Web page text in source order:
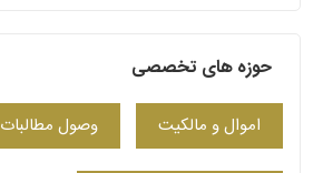
حوزه های تخصصی
اموال و مالکیت وصول مطالبات